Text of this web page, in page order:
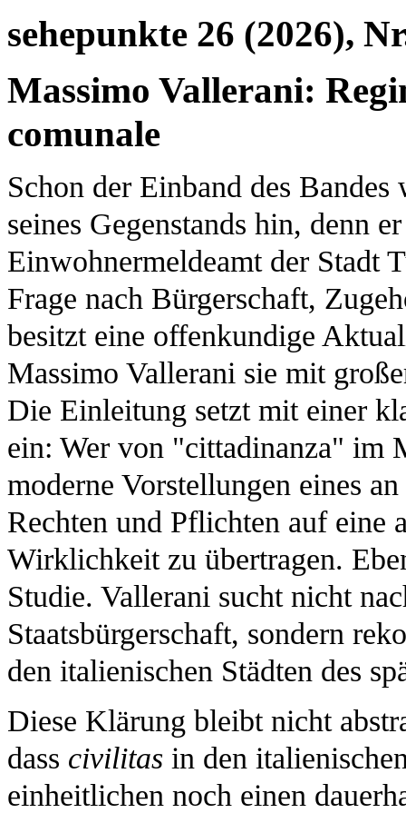
sehepunkte 26 (2026),
Massimo Vallerani:
comunale
Schon der Einband des
seines Gegenstands hin, denn
Einwohnermeldeamt der Stadt
Frage nach Bürgerschaft,
besitzt eine offenkundige
Massimo Vallerani sie mit
Die Einleitung setzt mit einer
ein: Wer von "cittadinanza" im
moderne Vorstellungen eines
Rechten und Pflichten auf eine
Wirklichkeit zu übertragen.
Studie. Vallerani sucht nicht
Staatsbürgerschaft, sondern
den italienischen Städten des
Diese Klärung bleibt nicht
dass civilitas in den
einheitlichen noch einen